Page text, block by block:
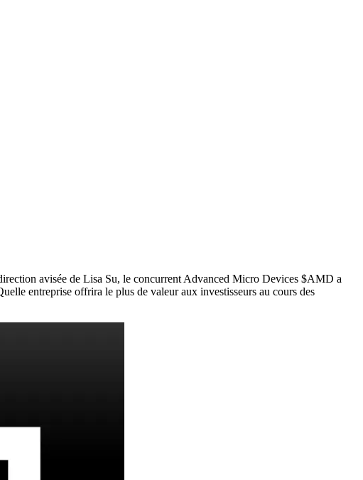
avisée de Lisa Su, le concurrent Advanced Micro Devices $AMD a
entreprise offrira le plus de valeur aux investisseurs au cours des